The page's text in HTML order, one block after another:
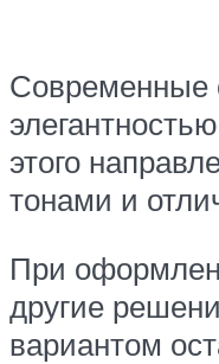
Современные
этого
тонами и
При
другие
вариантом